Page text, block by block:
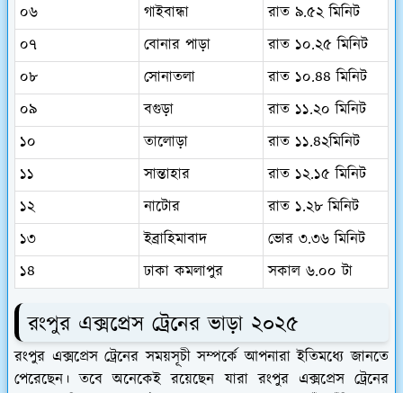
০৬
গাইবান্ধা
রাত ৯.৫২ মিনিট
০৭
বোনার পাড়া
রাত ১০.২৫ মিনিট
০৮
সোনাতলা
রাত ১০.৪৪ মিনিট
০৯
বগুড়া
রাত ১১.২০ মিনিট
১০
তালোড়া
রাত ১১.৪২মিনিট
১১
সান্তাহার
রাত ১২.১৫ মিনিট
১২
নাটোর
রাত ১.২৮ মিনিট
১৩
ইব্রাহিমাবাদ
ভোর ৩.৩৬ মিনিট
১৪
ঢাকা কমলাপুর সকাল ৬.০০ টা
রংপুর এক্সপ্রেস ট্রেনের ভাড়া ২০২৫
রংপুর এক্সপ্রেস ট্রেনের সময়সূচী সম্পর্কে আপনারা ইতিমধ্যে জানতে
পেরেছেন। তবে অনেকেই রয়েছেন যারা রংপুর এক্সপ্রেস ট্রেনের